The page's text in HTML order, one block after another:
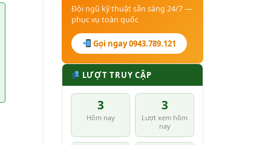
Đội ngũ kỹ thuật sẵn sàng 24/7 —
phục vụ toàn quốc
Gọi ngay 0943.789.121
LƯỢT TRUY CẬP
3
Hôm nay
3
Lượt xem hôm
nay